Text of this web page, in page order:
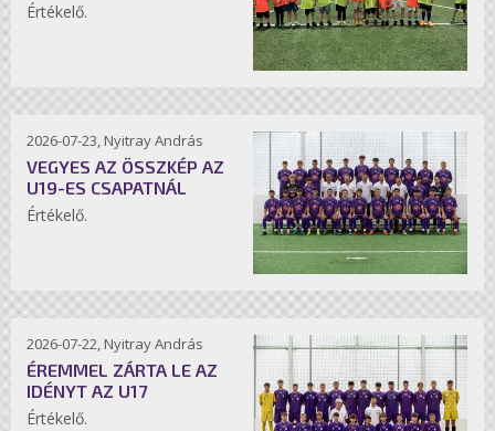
Értékelő.
2026-07-23, Nyitray András
VEGYES AZ ÖSSZKÉP AZ
U19-ES CSAPATNÁL
Értékelő.
2026-07-22, Nyitray András
ÉREMMEL ZÁRTA LE AZ
IDÉNYT AZ U17
Értékelő.